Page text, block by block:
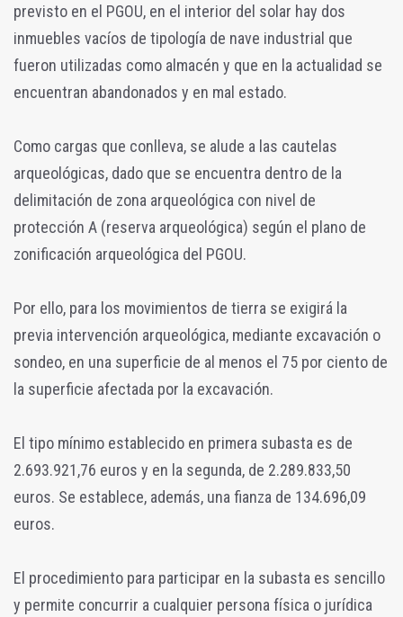
previsto en el PGOU, en el interior del solar hay dos
inmuebles vacíos de tipología de nave industrial que
fueron utilizadas como almacén y que en la actualidad se
encuentran abandonados y en mal estado.
Como cargas que conlleva, se alude a las cautelas
arqueológicas, dado que se encuentra dentro de la
delimitación de zona arqueológica con nivel de
protección A (reserva arqueológica) según el plano de
zonificación arqueológica del PGOU.
Por ello, para los movimientos de tierra se exigirá la
previa intervención arqueológica, mediante excavación o
sondeo, en una superficie de al menos el 75 por ciento de
la superficie afectada por la excavación.
El tipo mínimo establecido en primera subasta es de
2.693.921,76 euros y en la segunda, de 2.289.833,50
euros. Se establece, además, una fianza de 134.696,09
euros.
El procedimiento para participar en la subasta es sencillo
y permite concurrir a cualquier persona física o jurídica